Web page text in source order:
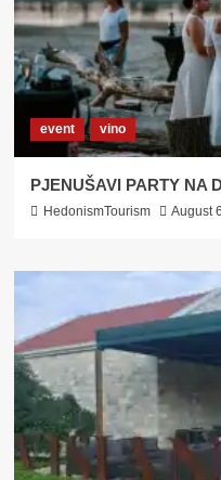
event vino
PJENUŠAVI PARTY NA
HedonismTourism August